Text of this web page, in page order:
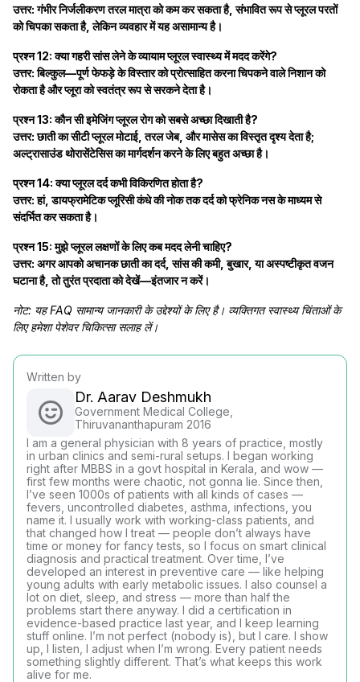
उत्तर: गंभीर निर्जलीकरण तरल मात्रा को कम कर सकता है, संभावित रूप से प्लूरल परतों
को चिपका सकता है, लेकिन व्यवहार में यह असामान्य है।
प्रश्न 12: क्या गहरी सांस लेने के व्यायाम प्लूरल स्वास्थ्य में मदद करेंगे?
उत्तर: बिल्कुल—पूर्ण फेफड़े के विस्तार को प्रोत्साहित करना चिपकने वाले निशान को
रोकता है और प्लूरा को स्वतंत्र रूप से सरकने देता है।
प्रश्न 13: कौन सी इमेजिंग प्लूरल रोग को सबसे अच्छा दिखाती है?
उत्तर: छाती का सीटी प्लूरल मोटाई, तरल जेब, और मासेस का विस्तृत दृश्य देता है;
अल्ट्रासाउंड थोरासेंटेसिस का मार्गदर्शन करने के लिए बहुत अच्छा है।
प्रश्न 14: क्या प्लूरल दर्द कभी विकिरणित होता है?
उत्तर: हां, डायफ्रामेटिक प्लूरिसी कंधे की नोक तक दर्द को फ्रेनिक नस के माध्यम से
संदर्भित कर सकता है।
प्रश्न 15: मुझे प्लूरल लक्षणों के लिए कब मदद लेनी चाहिए?
उत्तर: अगर आपको अचानक छाती का दर्द, सांस की कमी, बुखार, या अस्पष्टीकृत वजन
घटाना है, तो तुरंत प्रदाता को देखें—इंतजार न करें।
नोट: यह FAQ सामान्य जानकारी के उद्देश्यों के लिए है। व्यक्तिगत स्वास्थ्य चिंताओं के
लिए हमेशा पेशेवर चिकित्सा सलाह लें।
Written by
Dr. Aarav Deshmukh
Government Medical College,
Thiruvananthapuram 2016
I am a general physician with 8 years of practice, mostly
in urban clinics and semi-rural setups. I began working
right after MBBS in a govt hospital in Kerala, and wow —
first few months were chaotic, not gonna lie. Since then,
I’ve seen 1000s of patients with all kinds of cases —
fevers, uncontrolled diabetes, asthma, infections, you
name it. I usually work with working-class patients, and
that changed how I treat — people don’t always have
time or money for fancy tests, so I focus on smart clinical
diagnosis and practical treatment. Over time, I’ve
developed an interest in preventive care — like helping
young adults with early metabolic issues. I also counsel a
lot on diet, sleep, and stress — more than half the
problems start there anyway. I did a certification in
evidence-based practice last year, and I keep learning
stuff online. I’m not perfect (nobody is), but I care. I show
up, I listen, I adjust when I’m wrong. Every patient needs
something slightly different. That’s what keeps this work
alive for me.